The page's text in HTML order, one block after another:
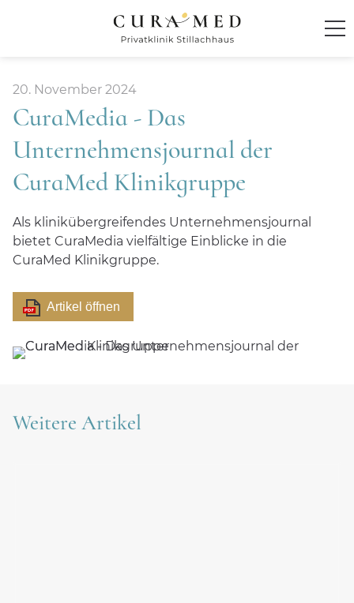
Klinik
Behandlung und Therapie
Anmeldung und Kontakt
Für Zuweiser
CuraMedKlinikgruppe
20. November 2024
CuraMedia - Das
Unternehmensjournal der
CuraMed Klinikgruppe
Als klinikübergreifendes Unternehmensjournal
bietet CuraMedia vielfältige Einblicke in die
CuraMed Klinikgruppe.
Artikel öffnen
Weitere Artikel